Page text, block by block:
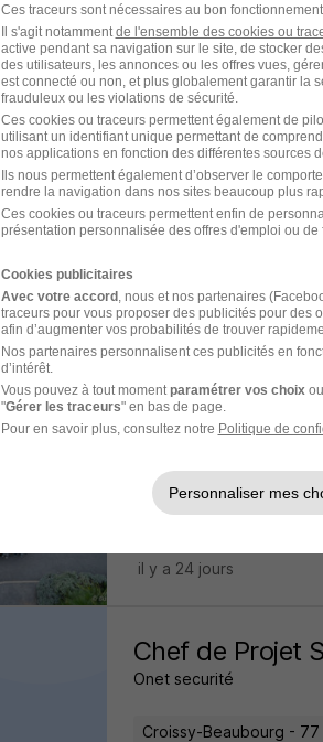
Groupe Premium
Boulogne-Billancourt -
il y a 24 jours
Architecte
Safran
il y a 24 jours
Responsable
Bry-sur-Marne - 94
il y a 24 jours
Chef de Projet
Onet securité
Croissy-Beaubourg - 77
Ces traceurs sont nécessaires au bon
Il s'agit notamment de l'ensemble des cookies ou
active pendant sa navigation sur le site, de stocker
des utilisateurs, les annonces ou les offres vues,
est connecté ou non, et plus globalement garantir la
frauduleux ou les violations de sécurité.
Ces cookies ou traceurs permettent également de
utilisant un identifiant unique permettant de
nos applications en fonction des différentes sources
Ils nous permettent également d’observer le
rendre la navigation dans nos sites beaucoup plus
Ces cookies ou traceurs permettent enfin de
présentation personnalisée des offres d'emploi ou de
Cookies publicitaires
Avec votre accord, nous et nos partenaires
traceurs pour vous proposer des publicités pour des
afin d’augmenter vos probabilités de trouver
Nos partenaires personnalisent ces publicités en
d’intérêt.
Vous pouvez à tout moment paramétrer vos choix ou
"Gérer les traceurs" en bas de page.
Pour en savoir plus, consultez notre Politique de
Personnaliser mes